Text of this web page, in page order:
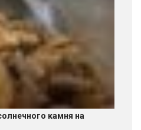
камня на